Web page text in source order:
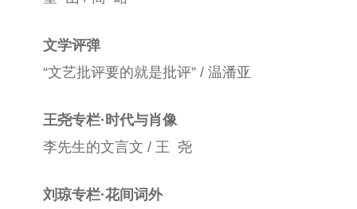
文学评弹
“文艺批评要的就是批评” / 温潘亚
王尧专栏·时代与肖像
李先生的文言文 / 王 尧
刘琼专栏·花间词外